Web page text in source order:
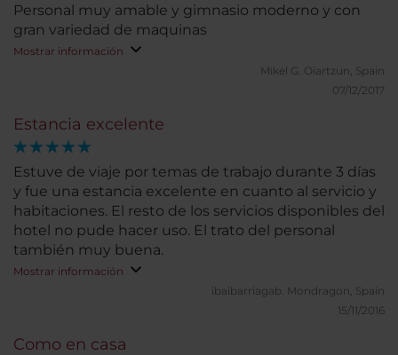
Personal muy amable y gimnasio moderno y con
gran variedad de maquinas
Mostrar información
Mikel G. Oiartzun, Spain
07/12/2017
Estancia excelente
Estuve de viaje por temas de trabajo durante 3 días
y fue una estancia excelente en cuanto al servicio y
habitaciones. El resto de los servicios disponibles del
hotel no pude hacer uso. El trato del personal
también muy buena.
Mostrar información
ibaibarriagab. Mondragon, Spain
15/11/2016
Como en casa